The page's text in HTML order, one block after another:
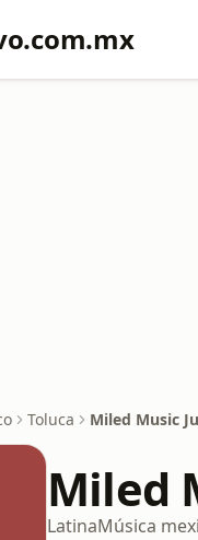
Toluca Miled Music
Miled
LatinaMúsica